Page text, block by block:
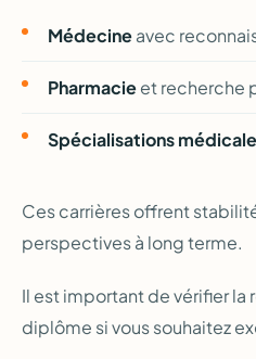
Médecineavec
Pharmacieet recherche
Spécialisations
Ces carrières offrent
perspectives à long terme.
Il est important de vérifier la
diplôme si vous souhaitez